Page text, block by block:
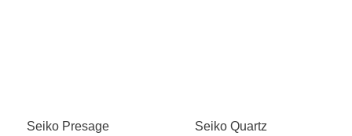
Seiko Presage
Seiko Quartz